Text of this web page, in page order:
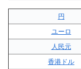
円
ユーロ
人民元
香港ドル